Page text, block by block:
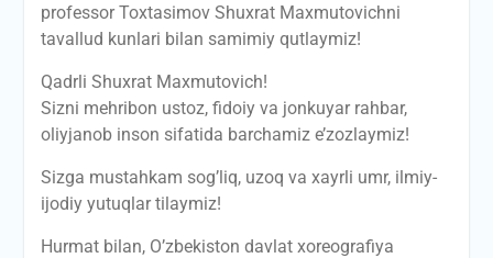
professor Toxtasimov Shuxrat Maxmutovichni
tavallud kunlari bilan samimiy qutlaymiz!
Qadrli Shuxrat Maxmutovich!
Sizni mehribon ustoz, fidoiy va jonkuyar rahbar,
oliyjanob inson sifatida barchamiz e’zozlaymiz!
Sizga mustahkam sog’liq, uzoq va xayrli umr, ilmiy-
ijodiy yutuqlar tilaymiz!
Hurmat bilan, O’zbekiston davlat xoreografiya